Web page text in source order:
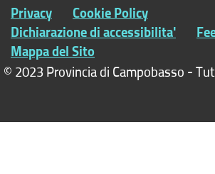
Privacy Cookie Policy
Dichiarazione di accessibilita'
Mappa del Sito
© 2023 Provincia di Campobasso -